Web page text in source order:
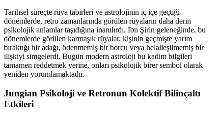
Tarihsel süreçte rüya tabirleri ve astrolojinin iç içe geçtiği
dönemlerde, retro zamanlarında görülen rüyaların daha derin
psikolojik anlamlar taşıdığına inanılırdı. İbn Şirin geleneğinde, bu
dönemlerde görülen karmaşık rüyalar, kişinin geçmişte yarım
bıraktığı bir adağı, ödenmemiş bir borcu veya helalleşilmemiş bir
ilişkiyi simgelerdi. Bugün modern astroloji bu kadim bilgileri
tamamen reddetmek yerine, onları psikolojik birer sembol olarak
yeniden yorumlamaktadır.
Jungian Psikoloji ve Retronun Kolektif Bilinçaltı
Etkileri